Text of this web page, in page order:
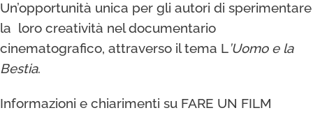
Un’opportunità unica per gli autori di sperimentare
la loro creatività nel documentario
cinematografico, attraverso il tema L’Uomo e la
Bestia.
Informazioni e chiarimenti su FARE UN FILM